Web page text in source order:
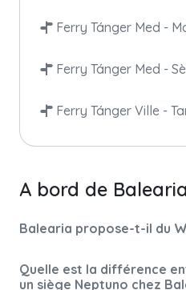
Ferry Tánger Med -
Ferry Tánger Med -
Ferry Tánger Ville -
A bord de Balearia
Balearia propose-t-il du
Quelle est la différence
un siège Neptuno chez